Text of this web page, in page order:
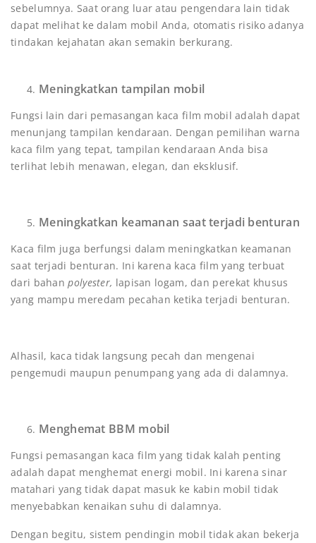
sebelumnya. Saat orang luar atau pengendara lain tidak
dapat melihat ke dalam mobil Anda, otomatis risiko adanya
tindakan kejahatan akan semakin berkurang.
Meningkatkan tampilan mobil
Fungsi lain dari pemasangan kaca film mobil adalah dapat
menunjang tampilan kendaraan. Dengan pemilihan warna
kaca film yang tepat, tampilan kendaraan Anda bisa
terlihat lebih menawan, elegan, dan eksklusif.
Meningkatkan keamanan saat terjadi benturan
Kaca film juga berfungsi dalam meningkatkan keamanan
saat terjadi benturan. Ini karena kaca film yang terbuat
dari bahanpolyester, lapisan logam, dan perekat khusus
yang mampu meredam pecahan ketika terjadi benturan.
Alhasil, kaca tidak langsung pecah dan mengenai
pengemudi maupun penumpang yang ada di dalamnya.
Menghemat BBM mobil
Fungsi pemasangan kaca film yang tidak kalah penting
adalah dapat menghemat energi mobil. Ini karena sinar
matahari yang tidak dapat masuk ke kabin mobil tidak
menyebabkan kenaikan suhu di dalamnya.
Dengan begitu, sistem pendingin mobil tidak akan bekerja